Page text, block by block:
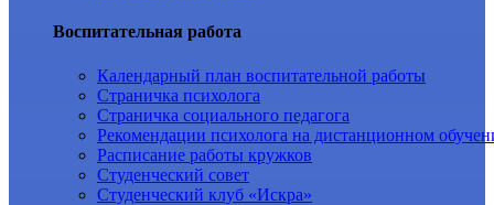
Воспитательная работа
Календарный план воспитательной работы
Страничка психолога
Страничка социального педагога
Рекомендации психолога на дистанционном
Расписание работы кружков
Студенческий совет
Студенческий клуб «Искра»